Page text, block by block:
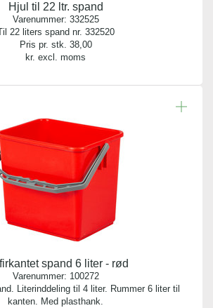
Hjul til 22 ltr. spand
Varenummer: 332525
22 liters spand nr. 332520
Pris pr. stk. 38,00
kr. excl. moms
spand 6 liter - rød
Varenummer: 100272
Literinddeling til 4 liter. Rummer 6 liter til
kanten. Med plasthank.